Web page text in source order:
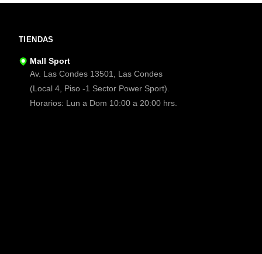
TIENDAS
Mall Sport
Av. Las Condes 13501, Las Condes
(Local 4, Piso -1 Sector Power Sport).
Horarios: Lun a Dom 10:00 a 20:00 hrs.